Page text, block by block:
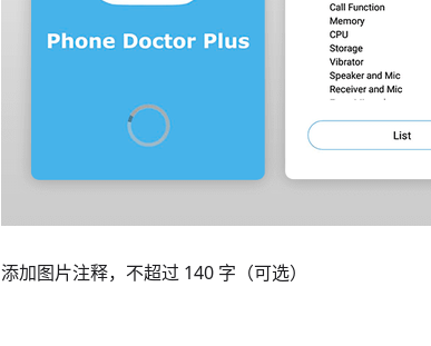
添加图片注释，不超过 140 字（可选）